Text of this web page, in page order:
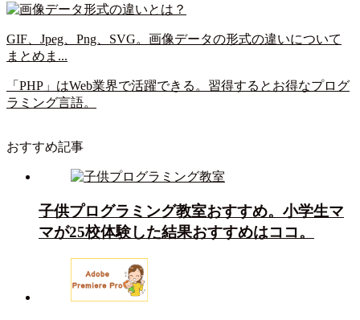
GIF、Jpeg、Png、SVG。画像データの形式の違いについて
まとめま...
「PHP」はWeb業界で活躍できる。習得するとお得なプログ
ラミング言語。
おすすめ記事
子供プログラミング教室おすすめ。小学生マ
マが25校体験した結果おすすめはココ。